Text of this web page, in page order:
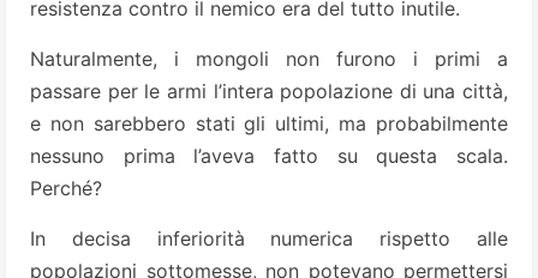
resistenza contro il nemico era del tutto inutile.
Naturalmente, i mongoli non furono i primi a
passare per le armi l’intera popolazione di una città,
e non sarebbero stati gli ultimi, ma probabilmente
nessuno prima l’aveva fatto su questa scala.
Perché?
In decisa inferiorità numerica rispetto alle
popolazioni sottomesse, non potevano permettersi